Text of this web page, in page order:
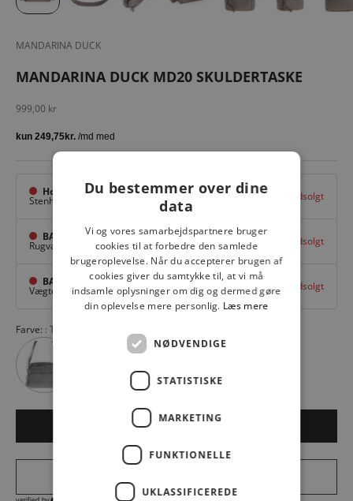
MANDARINA DUCK
MANDARINA DUCK MD20 SKULDERTASKE
Salgspris
999,00 kr
Hovedlager
Stenhuggervej 10, Udsolgt
BAGGI Tarup Center
Rugvang 36, Odense NV Udsolgt
BAGGI Nyborg
Vægtergade 1, Nyborg Udsolgt
Farve: TAUPE
Du bestemmer over dine
data
Vi og vores samarbejdspartnere bruger
cookies til at forbedre den samlede
brugeroplevelse. Når du accepterer brugen af
cookies giver du samtykke til, at vi må
indsamle oplysninger om dig og dermed gøre
din oplevelse mere personlig. Læs mere
NØDVENDIGE
STATISTISKE
MARKETING
FUNKTIONELLE
UKLASSIFICEREDE